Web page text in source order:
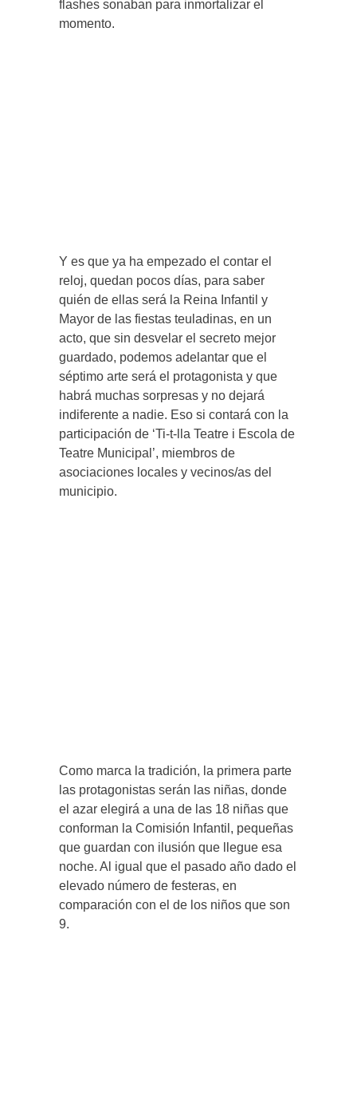
flashes sonaban para inmortalizar el
momento.
Y es que ya ha empezado el contar el
reloj, quedan pocos días, para saber
quién de ellas será la Reina Infantil y
Mayor de las fiestas teuladinas, en un
acto, que sin desvelar el secreto mejor
guardado, podemos adelantar que el
séptimo arte será el protagonista y que
habrá muchas sorpresas y no dejará
indiferente a nadie. Eso si contará con la
participación de ‘Ti-t-lla Teatre i Escola de
Teatre Municipal’, miembros de
asociaciones locales y vecinos/as del
municipio.
Como marca la tradición, la primera parte
las protagonistas serán las niñas, donde
el azar elegirá a una de las 18 niñas que
conforman la Comisión Infantil, pequeñas
que guardan con ilusión que llegue esa
noche. Al igual que el pasado año dado el
elevado número de festeras, en
comparación con el de los niños que son
9.